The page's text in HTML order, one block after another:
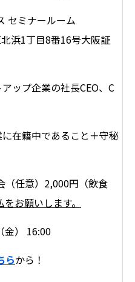
セミナールーム
浜1丁目8番16号大阪証
ップ企業の社長CEO、C
在籍中であること＋守秘
任意）2,000円（飲食
お願いします。
金） 16:00
らから！